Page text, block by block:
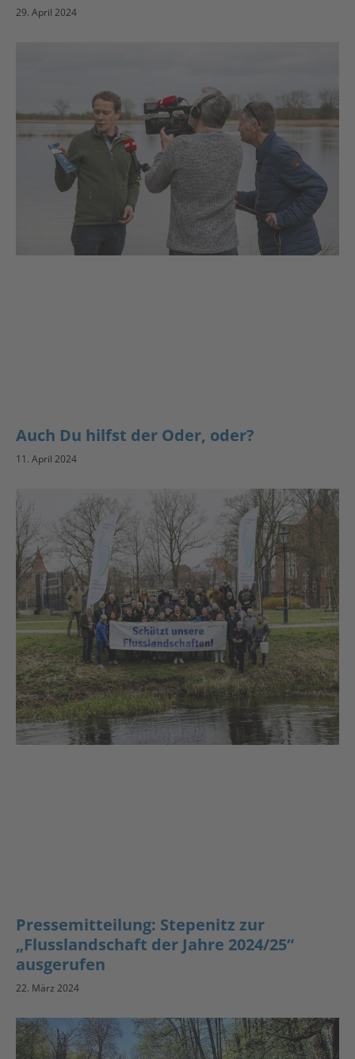
29. April 2024
Auch Du hilfst der Oder, oder?
11. April 2024
Pressemitteilung: Stepenitz zur
„Flusslandschaft der Jahre 2024/25“
ausgerufen
22. März 2024